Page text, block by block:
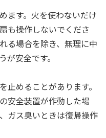
ます。火を使わないだけ
も操作しないでくださ
る場合を除き、無理に中
安全です。
止めることがあります。
安全装置が作動した場
ガス臭いときは復帰操作